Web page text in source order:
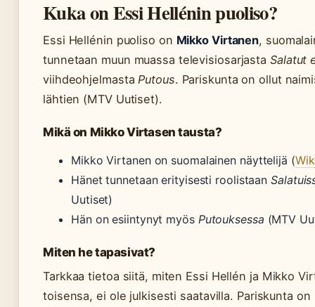
Kuka on Essi Hellénin puoliso?
Essi Hellénin puoliso on Mikko Virtanen,
tunnetaan muun muassa televisiosarjasta Salatut
viihdeohjelmastaPutous. Pariskunta on ollut
lähtien (MTV Uutiset).
Mikä on Mikko Virtasen tausta?
Mikko Virtanen on suomalainen näyttelijä (
Hänet tunnetaan erityisesti roolistaan
Uutiset)
Hän on esiintynyt myös Putouksessa (MTV
Miten he tapasivat?
Tarkkaa tietoa siitä, miten Essi Hellén ja Mikko
toisensa, ei ole julkisesti saatavilla. Pariskunta